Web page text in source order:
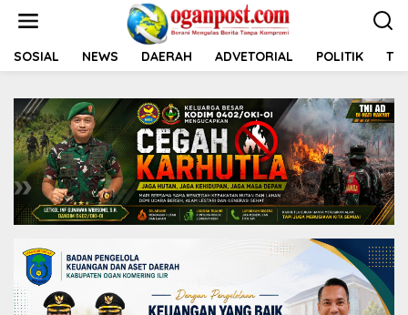
t
SOSIAL NEWS DAERAH ADVETORIAL POLITIK